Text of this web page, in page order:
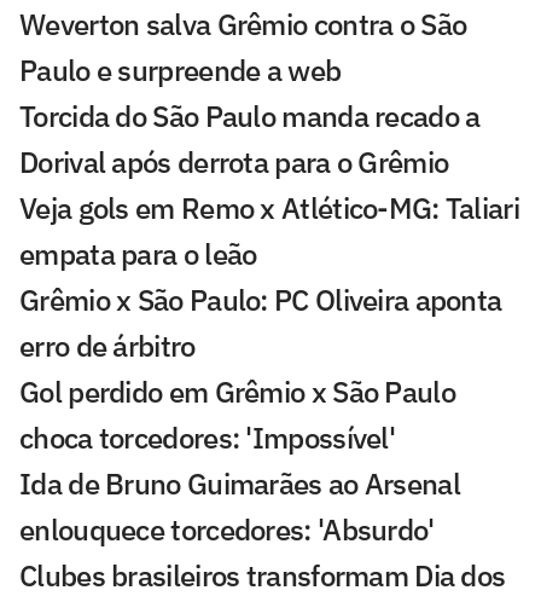
Weverton salva Grêmio contra o São
Paulo e surpreende a web
Torcida do São Paulo manda recado a
Dorival após derrota para o Grêmio
Veja gols em Remo x Atlético-MG: Taliari
empata para o leão
Grêmio x São Paulo: PC Oliveira aponta
erro de árbitro
Gol perdido em Grêmio x São Paulo
choca torcedores: 'Impossível'
Ida de Bruno Guimarães ao Arsenal
enlouquece torcedores: 'Absurdo'
Clubes brasileiros transformam Dia dos